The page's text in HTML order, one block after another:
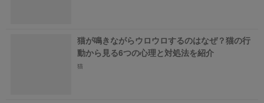
猫が鳴きながらウロウロするのはなぜ？猫の行
動から見る6つの心理と対処法を紹介
猫